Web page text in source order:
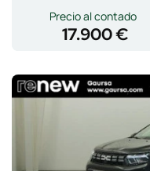
Precio al contado
17.900 €